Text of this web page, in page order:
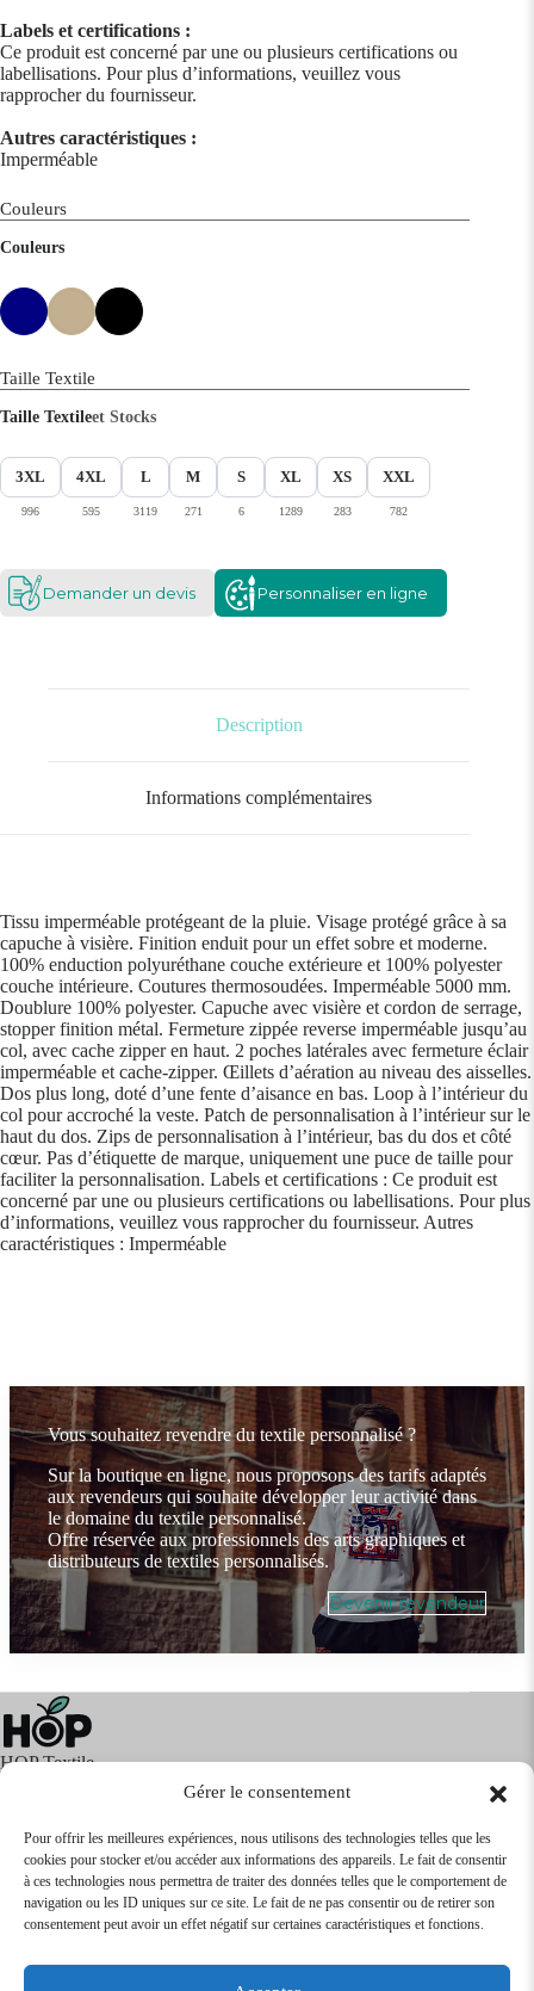
Gérer le consentement
Pour offrir les meilleures expériences, nous utilisons des technologies telles que les
cookies pour stocker et/ou accéder aux informations des appareils. Le fait de consentir
à ces technologies nous permettra de traiter des données telles que le comportement de
navigation ou les ID uniques sur ce site. Le fait de ne pas consentir ou de retirer son
consentement peut avoir un effet négatif sur certaines caractéristiques et fonctions.
Labels et certifications :
Ce produit est concerné par une ou plusieurs certifications ou
labellisations. Pour plus d’informations, veuillez vous
rapprocher du fournisseur.
Autres caractéristiques :
Imperméable
Couleurs
Couleurs
Taille Textile
Taille Textileet Stocks
3XL
996
4XL
595
L
3119
M
271
S
6
XL
1289
XS
283
XXL
782
Demander un devis Personnaliser en ligne
Description
Informations complémentaires
Tissu imperméable protégeant de la pluie. Visage protégé grâce à sa
capuche à visière. Finition enduit pour un effet sobre et moderne.
100% enduction polyuréthane couche extérieure et 100% polyester
couche intérieure. Coutures thermosoudées. Imperméable 5000 mm.
Doublure 100% polyester. Capuche avec visière et cordon de serrage,
stopper finition métal. Fermeture zippée reverse imperméable jusqu’au
col, avec cache zipper en haut. 2 poches latérales avec fermeture éclair
imperméable et cache-zipper. Œillets d’aération au niveau des aisselles.
Dos plus long, doté d’une fente d’aisance en bas. Loop à l’intérieur du
col pour accroché la veste. Patch de personnalisation à l’intérieur sur le
haut du dos. Zips de personnalisation à l’intérieur, bas du dos et côté
cœur. Pas d’étiquette de marque, uniquement une puce de taille pour
faciliter la personnalisation. Labels et certifications : Ce produit est
concerné par une ou plusieurs certifications ou labellisations. Pour plus
d’informations, veuillez vous rapprocher du fournisseur. Autres
caractéristiques : Imperméable
Vous souhaitez revendre du textile personnalisé ?
Sur la boutique en ligne, nous proposons des tarifs adaptés
aux revendeurs qui souhaite développer leur activité dans
le domaine du textile personnalisé.
Offre réservée aux professionnels des arts graphiques et
distributeurs de textiles personnalisés.
Devenir revendeur
HOP Textile
Textile Articles Publicitaires
Infos
Boutique en ligne
Express 24H
Tarifs Revendeurs